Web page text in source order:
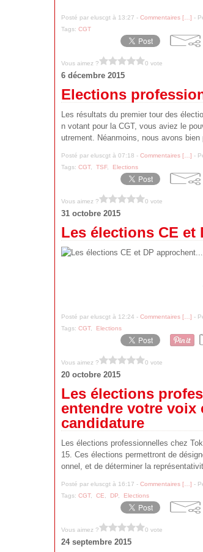
Posté par eluscgt à 13:27 - Commentaires [ ] -
Tags: CGT
Vous aimez ? 0 vote
6 décembre 2015
Elections
Les résultats du premier tour des
n votant pour la CGT, vous aviez le
utrement. Néanmoins, nous avons
Posté par eluscgt à 07:18 - Commentaires [ ] -
Tags: CGT, TSF, Elections
Vous aimez ? 0 vote
31 octobre 2015
Les élections CE et
Posté par eluscgt à 12:24 - Commentaires [ ] -
Tags: CGT, Elections
Vous aimez ? 0 vote
20 octobre 2015
Les élections
entendre votre voix
candidature
Les élections professionnelles chez
15. Ces élections permettront de
onnel, et de déterminer la
Posté par eluscgt à 16:17 - Commentaires [ ] -
Tags: CGT, CE DP Elections
Vous aimez ? 0 vote
24 septembre 2015